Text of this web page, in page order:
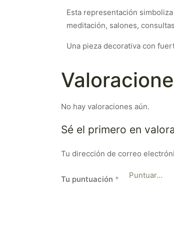
Esta representación
meditación, salones,
Una pieza decorativa con
No hay valoraciones aún.
Sé el primero en
Tu dirección de correo
Tu puntuación *